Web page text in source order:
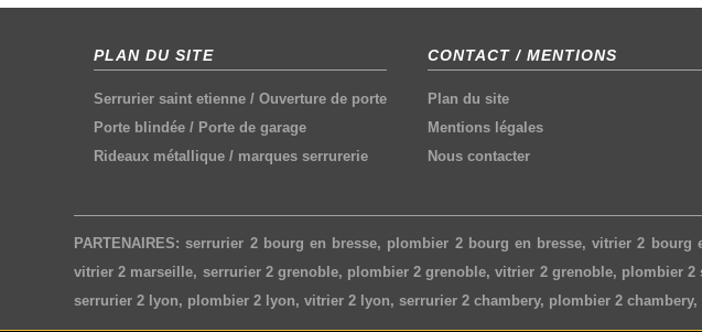
PLAN DU SITE
Serrurier saint etienne /Ouverture de porte
Porte blindée / Porte de garage
Rideaux métallique / marques serrurerie
CONTACT / MENTIONS
Plan du site
Mentions légales
Nous contacter
PARTENAIRES:serrurier 2 bourg en bresse, plombier 2 bourg en bresse,vitrier 2 bourg
vitrier 2 marseille, serrurier 2 grenoble, plombier 2 grenoble,vitrier 2 grenoble, plombier 2
serrurier 2 lyon, plombier 2 lyon,vitrier 2 lyon,serrurier 2 chambery, plombier 2 chambery,